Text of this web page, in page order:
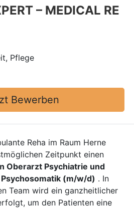
– MEDICAL RE
Pflege
Bewerben
Reha im Raum Herne
Zeitpunkt einen
Oberarzt Psychiatrie und
(m/w/d) . In
Team wird ein ganzheitlicher
um den Patienten eine